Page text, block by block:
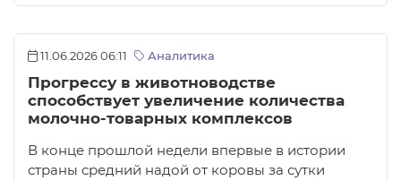
11.06.2026 06:11 Аналитика
Прогрессу в животноводстве
способствует увеличение количества
молочно-товарных комплексов
В конце прошлой недели впервые в истории
страны средний надой от коровы за сутки